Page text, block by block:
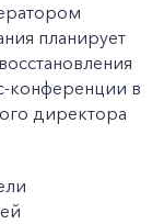
планирует
конференции в
директора